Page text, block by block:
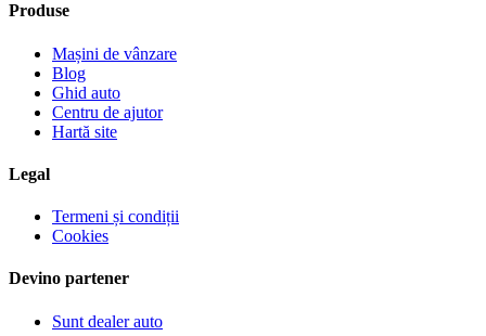
Produse
Mașini de vânzare
Blog
Ghid auto
Centru de ajutor
Hartă site
Legal
Termeni și condiții
Cookies
Devino partener
Sunt dealer auto